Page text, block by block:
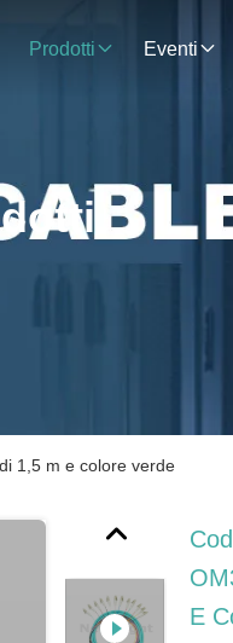
Prodotti Eventi
1,5 m e colore verde
E